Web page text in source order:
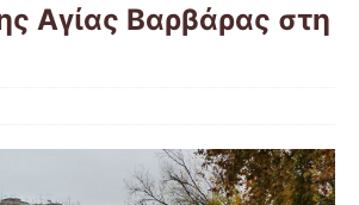
Αγίας Βαρβάρας στη